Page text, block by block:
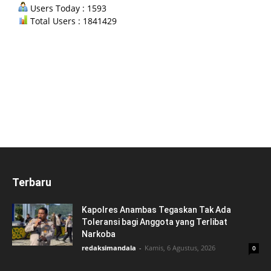
Users Today : 1593
Total Users : 1841429
Terbaru
Kapolres Anambas Tegaskan Tak Ada
Toleransi bagi Anggota yang Terlibat
Narkoba
redaksimandala - Kamis, 6 Agustus, 2026 0